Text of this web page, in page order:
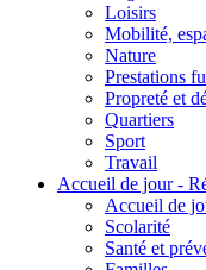
Loisirs
Mobilité,
Nature
Prestations
Propreté et
Quartiers
Sport
Travail
Accueil de jour -
Accueil de
Scolarité
Santé et